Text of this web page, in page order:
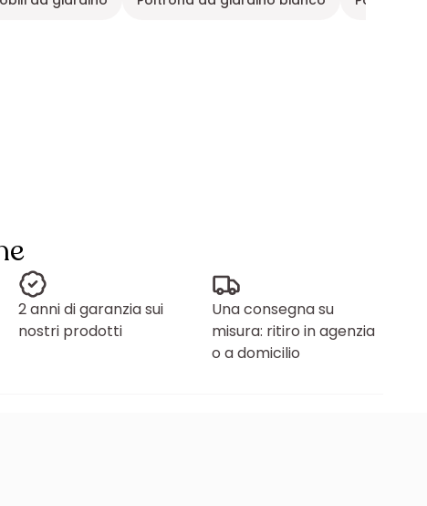
2 anni di garanzia sui
nostri prodotti
Una consegna su
misura: ritiro in agenzia
o a domicilio